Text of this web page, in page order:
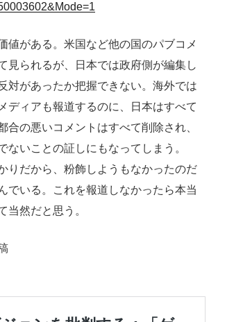
がある。米国など他の国のパブコメ
見られるが、日本では政府側が編集し
対があったか把握できない。海外では
ディアも報道するのに、日本はすべて
の悪いコメントはすべて削除され、
いことの証しにもなってしまう。
だから、粉飾しようもなかったのだ
でいる。これを報道しなかったら本当
当然だと思う。